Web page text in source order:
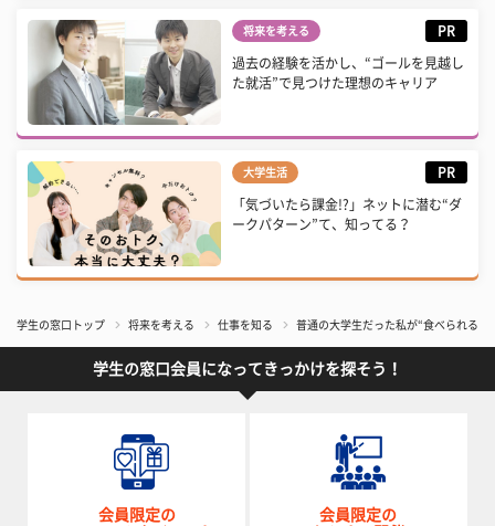
将来を考える PR
過去の経験を活かし、“ゴールを見越し
た就活”で見つけた理想のキャリア
大学生活 PR
「気づいたら課金!?」ネットに潜む“ダ
ークパターン”て、知ってる？
学生の窓口トップ 将来を考える 仕事を知る 普通の大学生だった私が“食べられる
学生の窓口会員になってきっかけを探そう！
会員限定の
会員限定の